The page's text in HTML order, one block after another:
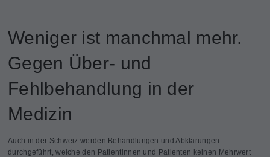
Weniger ist manchmal mehr.
Gegen Über- und
Fehlbehandlung in der
Medizin
Auch in der Schweiz werden Behandlungen und Abklärungen
durchgeführt, welche den Patientinnen und Patienten keinen Mehrwert